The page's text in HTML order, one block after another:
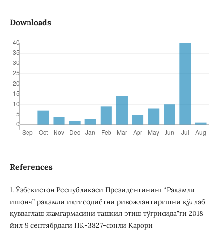
Downloads
References
1. Ўзбекистон Республикаси Президентининг “Рақамли
ишонч” рақамли иқтисодиётни ривожлантиришни қўллаб-
қувватлаш жамғармасини ташкил этиш тўғрисида”ги 2018
йил 9 сентябрдаги ПҚ-3827-сонли Қарори